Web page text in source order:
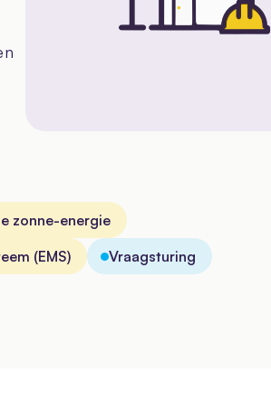
zonne-energie
(EMS)
Vraagsturing